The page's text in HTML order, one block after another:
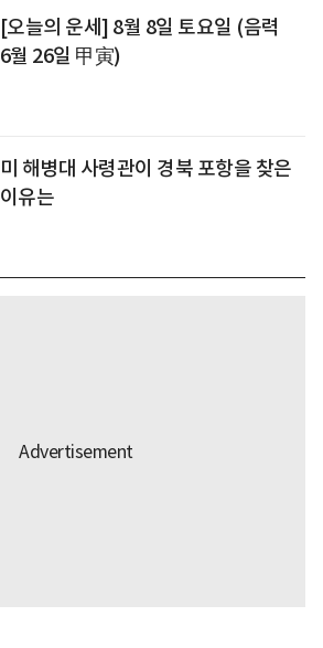
[오늘의 운세] 8월 8일 토요일 (음력
6월 26일 甲寅)
미 해병대 사령관이 경북 포항을 찾은
이유는